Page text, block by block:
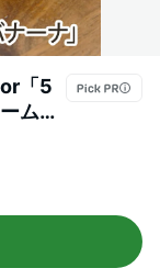
「5
ム
/フ
産/